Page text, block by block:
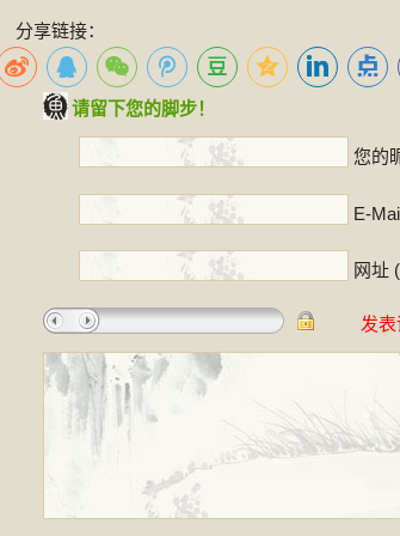
分享链接：
请留下您的脚步！
您的
E-
网址
发